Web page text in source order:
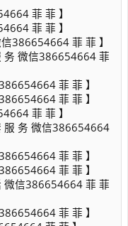
菲 菲 】
菲 菲 】
386654664 菲 菲 】
务 微信386654664 菲
菲 菲 】
菲 菲 】
菲 菲 】
服 务 微信386654664
菲 菲 】
菲 菲 】
微信386654664 菲 菲
菲 菲 】